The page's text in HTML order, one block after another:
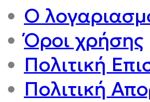
Ο
Όροι χρήσης
Πολιτική
Πολιτική